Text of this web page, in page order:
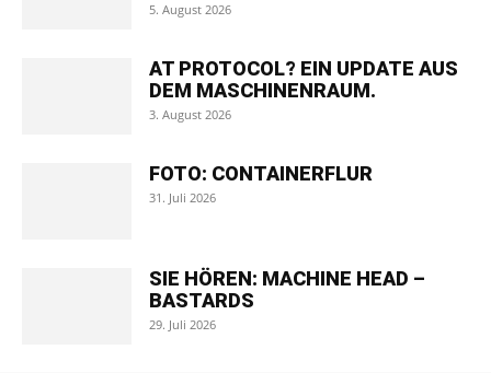
5. August 2026
AT PROTOCOL? EIN UPDATE AUS
DEM MASCHINENRAUM.
3. August 2026
FOTO: CONTAINERFLUR
31. Juli 2026
SIE HÖREN: MACHINE HEAD –
BASTARDS
29. Juli 2026